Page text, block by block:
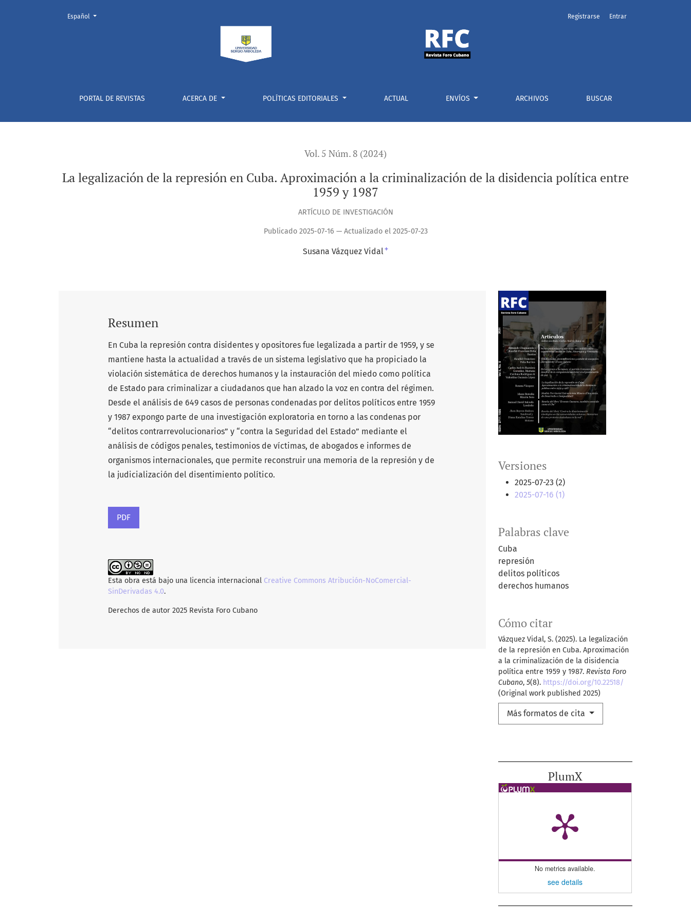
La legalización de la represión en Cuba. Aproximación a la criminalización de la disidencia política entre 1959 y 1987
PORTAL DE REVISTAS ACERCA DE POLÍTICAS EDITORIALES ACTUAL ENVÍOS ARCHIVOS BUSCAR
Registrarse Entrar
Cambiar el idioma. El actual es:
Español
Vol. 5 Núm. 8 (2024)
La legalización de la represión en Cuba. Aproximación a la criminalización de la disidencia política entre
1959 y 1987
ARTÍCULO DE INVESTIGACIÓN
Publicado 2025-07-16 — Actualizado el 2025-07-23
Susana Vázquez Vidal+
Versiones
2025-07-23 (2)
2025-07-16 (1)
Palabras clave
Cuba
represión
delitos políticos
derechos humanos
Cómo citar
Vázquez Vidal, S. (2025). La legalización
de la represión en Cuba. Aproximación
a la criminalización de la disidencia
política entre 1959 y 1987. Revista Foro
Cubano, 5(8). https://doi.org/10.22518/
(Original work published 2025)
Más formatos de cita
PlumX
No metrics available.
see details
Resumen
En Cuba la represión contra disidentes y opositores fue legalizada a partir de 1959, y se
mantiene hasta la actualidad a través de un sistema legislativo que ha propiciado la
violación sistemática de derechos humanos y la instauración del miedo como política
de Estado para criminalizar a ciudadanos que han alzado la voz en contra del régimen.
Desde el análisis de 649 casos de personas condenadas por delitos políticos entre 1959
y 1987 expongo parte de una investigación exploratoria en torno a las condenas por
“delitos contrarrevolucionarios” y “contra la Seguridad del Estado” mediante el
análisis de códigos penales, testimonios de víctimas, de abogados e informes de
organismos internacionales, que permite reconstruir una memoria de la represión y de
la judicialización del disentimiento político.
PDF
Esta obra está bajo una licencia internacional Creative Commons Atribución-NoComercial-
SinDerivadas 4.0.
Derechos de autor 2025 Revista Foro Cubano